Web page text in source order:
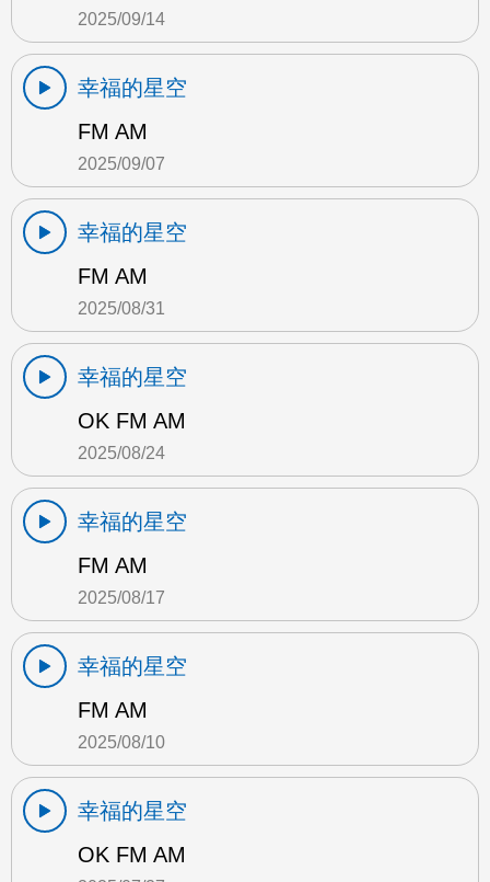
2025/09/14
幸福的星空
FM AM
2025/09/07
幸福的星空
FM AM
2025/08/31
幸福的星空
OK FM AM
2025/08/24
幸福的星空
FM AM
2025/08/17
幸福的星空
FM AM
2025/08/10
幸福的星空
OK FM AM